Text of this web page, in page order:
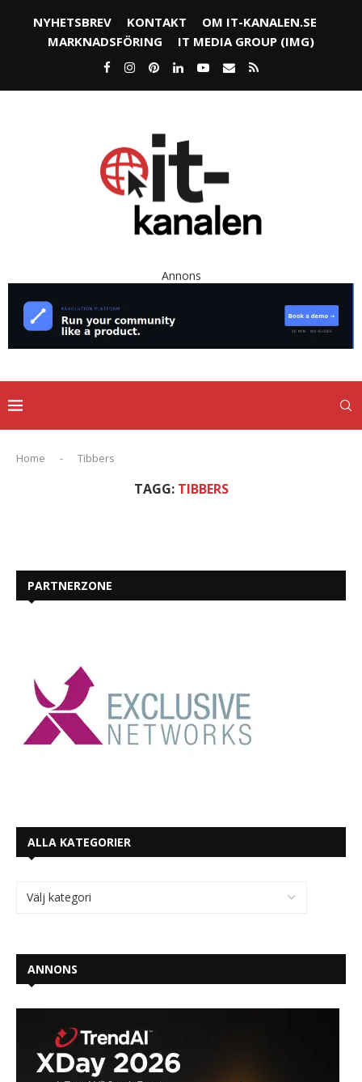
NYHETSBREV KONTAKT
OM IT-KANALEN.SE
MARKNADSFÖRING
IT MEDIA GROUP (IMG)
Annons
Home - Tibbers
TAGG: TIBBERS
PARTNERZONE
ALLA KATEGORIER
ANNONS